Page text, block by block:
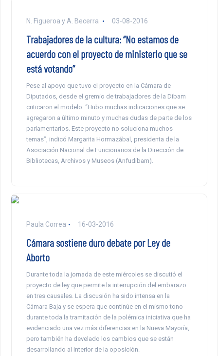
N. Figueroa y A. Becerra 03-08-2016
Trabajadores de la cultura: “No estamos de
acuerdo con el proyecto de ministerio que se
está votando”
Pese al apoyo que tuvo el proyecto en la Cámara de
Diputados, desde el gremio de trabajadores de la Dibam
criticaron el modelo. “Hubo muchas indicaciones que se
agregaron a último minuto y muchas dudas de parte de los
parlamentarios. Este proyecto no soluciona muchos
temas”, indicó Margarita Hormazábal, presidenta de la
Asociación Nacional de Funcionarios de la Dirección de
Bibliotecas, Archivos y Museos (Anfudibam).
Paula Correa 16-03-2016
Cámara sostiene duro debate por Ley de
Aborto
Durante toda la jornada de este miércoles se discutió el
proyecto de ley que permite la interrupción del embarazo
en tres causales. La discusión ha sido intensa en la
Cámara Baja y se espera que continúe en el mismo tono
durante toda la tramitación de la polémica iniciativa que ha
evidenciado una vez más diferencias en la Nueva Mayoría,
pero también ha develado los cambios que se están
desarrollando al interior de la oposición.